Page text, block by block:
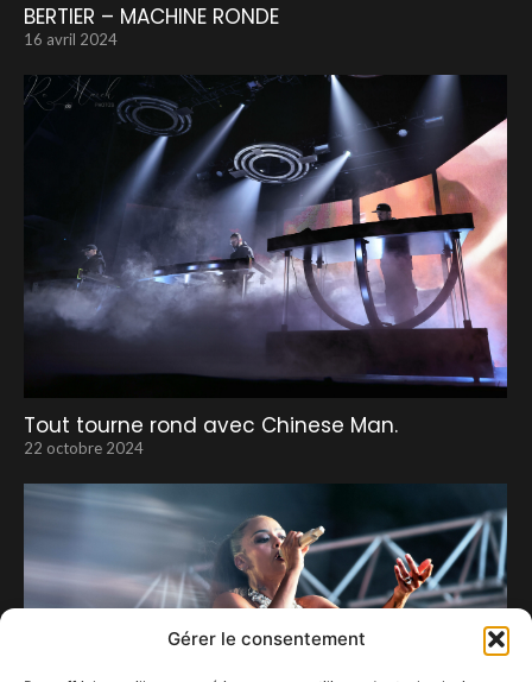
Gérer le consentement
BERTIER – MACHINE RONDE
16 avril 2024
Tout tourne rond avec Chinese Man.
22 octobre 2024